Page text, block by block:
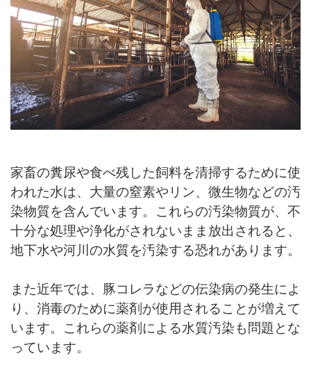
家畜の糞尿や食べ残した飼料を清掃するために使
われた水は、大量の窒素やリン、微生物などの汚
染物質を含んでいます。これらの汚染物質が、不
十分な処理や浄化がされないまま放出されると、
地下水や河川の水質を汚染する恐れがあります。
また近年では、豚コレラなどの伝染病の発生によ
り、消毒のために薬剤が使用されることが増えて
います。これらの薬剤による水質汚染も問題とな
っています。